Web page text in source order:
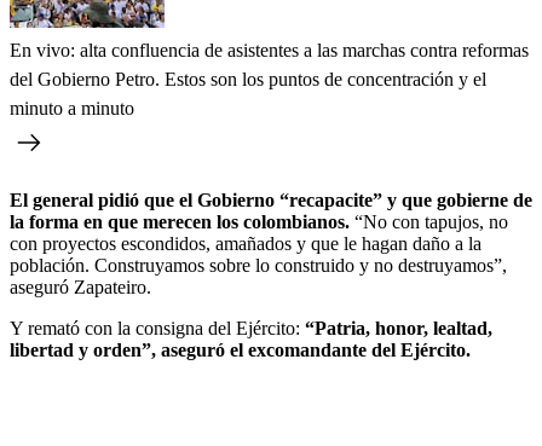
En vivo: alta confluencia de asistentes a las marchas contra reformas
del Gobierno Petro. Estos son los puntos de concentración y el
minuto a minuto
El general pidió que el Gobierno “recapacite” y que gobierne de
la forma en que merecen los colombianos. “No con tapujos, no
con proyectos escondidos, amañados y que le hagan daño a la
población. Construyamos sobre lo construido y no destruyamos”,
aseguró Zapateiro.
Y remató con la consigna del Ejército: “Patria, honor, lealtad,
libertad y orden”, aseguró el excomandante del Ejército.